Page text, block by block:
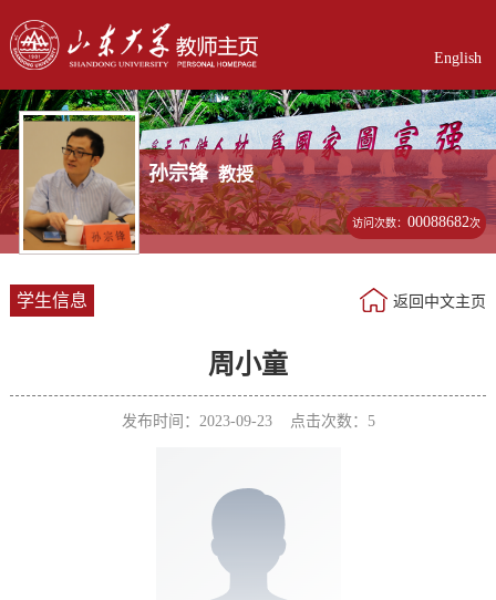
English
孙宗锋 教授
访问次数：00088682次
学生信息 返回中文主页
周小童
发布时间：2023-09-23 点击次数： 5